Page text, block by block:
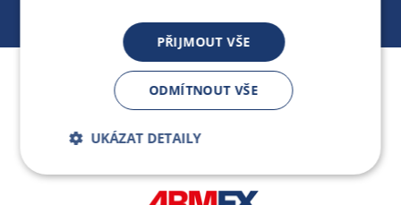
Jsme součástí skupiny ARMEX a členem Asociace
nezávislých dodavatelů energií.
PŘIJMOUT VŠE
ODMÍTNOUT VŠE
UKÁZAT DETAILY
Bezpodmínečně
nutné soubory
Výkonnostní